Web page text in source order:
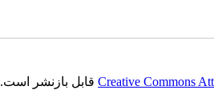
Creative Commonsقابل بازنشر است.